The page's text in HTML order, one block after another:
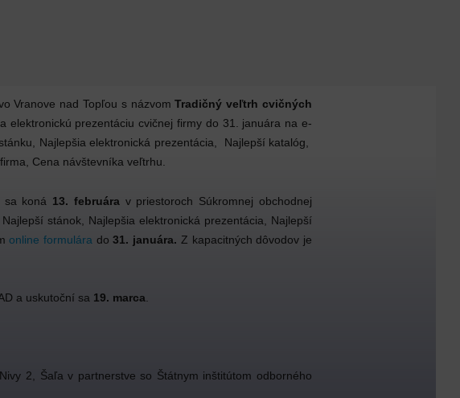
Vranove nad Topľou s názvom Tradičný veľtrh cvičných
elektronickú prezentáciu cvičnej firmy do 31. januára na e-
Najlepšia elektronická prezentácia, Najlepší katalóg,
Cena návštevníka veľtrhu.
sa koná 13. februára v priestoroch Súkromnej obchodnej
stánok, Najlepšia elektronická prezentácia, Najlepší
online formulára do31. januára. Z kapacitných dôvodov je
a uskutoční sa 19. marca.
2, Šaľa v partnerstve so Štátnym inštitútom odborného